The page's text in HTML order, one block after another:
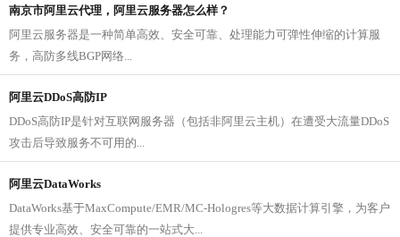
南京市阿里云代理，阿里云服务器怎么样？
阿里云服务器是一种简单高效、安全可靠、处理能力可弹性伸缩的计算服
务，高防多线BGP网络...
阿里云DDoS高防IP
DDoS高防IP是针对互联网服务器（包括非阿里云主机）在遭受大流量DDoS
攻击后导致服务不可用的...
阿里云DataWorks
DataWorks基于MaxCompute/EMR/MC-Hologres等大数据计算引擎，为客户
提供专业高效、安全可靠的一站式大...